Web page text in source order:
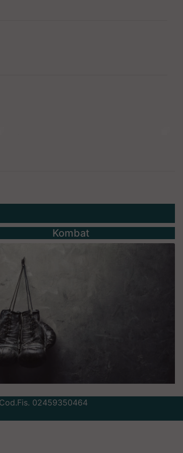
Kombat
02459350464